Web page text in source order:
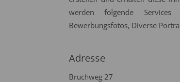
werden folgende Services
Bewerbungsfotos, Diverse
Adresse
Bruchweg 27